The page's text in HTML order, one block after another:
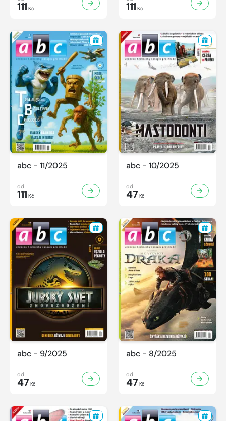
111 Kč 111 Kč
abc - 11/2025
od
111 Kč
abc - 10/2025
od
47 Kč
abc - 9/2025
od
47 Kč
abc - 8/2025
od
47 Kč